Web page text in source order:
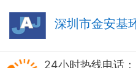
深圳市金安基
24小时热线电话：